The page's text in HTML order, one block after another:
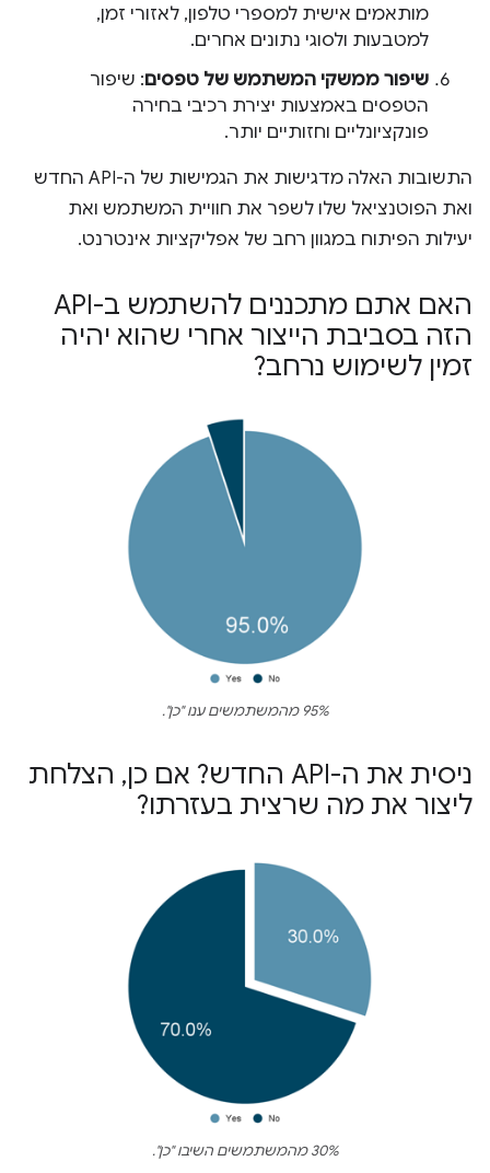
מותאמים אישית למספרי טלפון, לאזורי זמן,
למטבעות ולסוגי נתונים אחרים.
שיפור ממשקי המשתמש של טפסים: שיפור
הטפסים באמצעות יצירת רכיבי בחירה
פונקציונליים וחזותיים יותר.
התשובות האלה מדגישות את הגמישות של ה-API החדש
ואת הפוטנציאל שלו לשפר את חוויית המשתמש ואת
יעילות הפיתוח במגוון רחב של אפליקציות אינטרנט.
האם אתם מתכננים להשתמש ב-API
הזה בסביבת הייצור אחרי שהוא יהיה
זמין לשימוש נרחב?
95% מהמשתמשים ענו "כן".
ניסית את ה-API החדש? אם כן , הצלחת
ליצור את מה שרצית בעזרתו?
30% מהמשתמשים השיבו "כן".